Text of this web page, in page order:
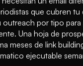
que cubren tu
por tipo para
Una hoja de
meses de link
ejecutable